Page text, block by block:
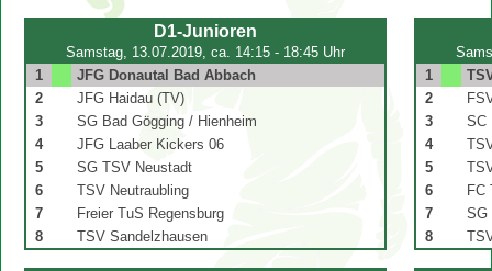
D1-Junioren
Samstag, 13.07.2019, ca. 14:15 - 18:45 Uhr
1
JFG Donautal Bad Abbach
2
JFG Haidau (TV)
3
SG Bad Gögging / Hienheim
4
JFG Laaber Kickers 06
5
SG TSV Neustadt
6
TSV Neutraubling
7
Freier TuS Regensburg
8
TSV Sandelzhausen
1
2
3
SC
4
5
6
FC
7
SG
8